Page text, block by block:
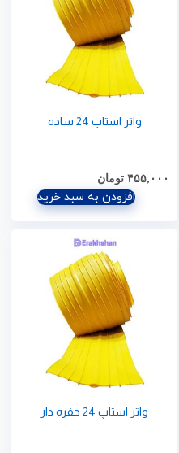
واتر استاپ 24 ساده
۴۵۵,۰۰۰ تومان
افزودن به سبد خرید
واتر استاپ 24 حفره دار